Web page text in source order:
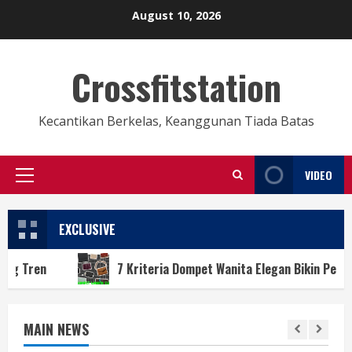
August 10, 2026
Crossfitstation
Kecantikan Berkelas, Keanggunan Tiada Batas
Primary
VIDEO
EXCLUSIVE
7 Kriteria Dompet Wanita Elegan Bikin Penampilan Naik
MAIN NEWS